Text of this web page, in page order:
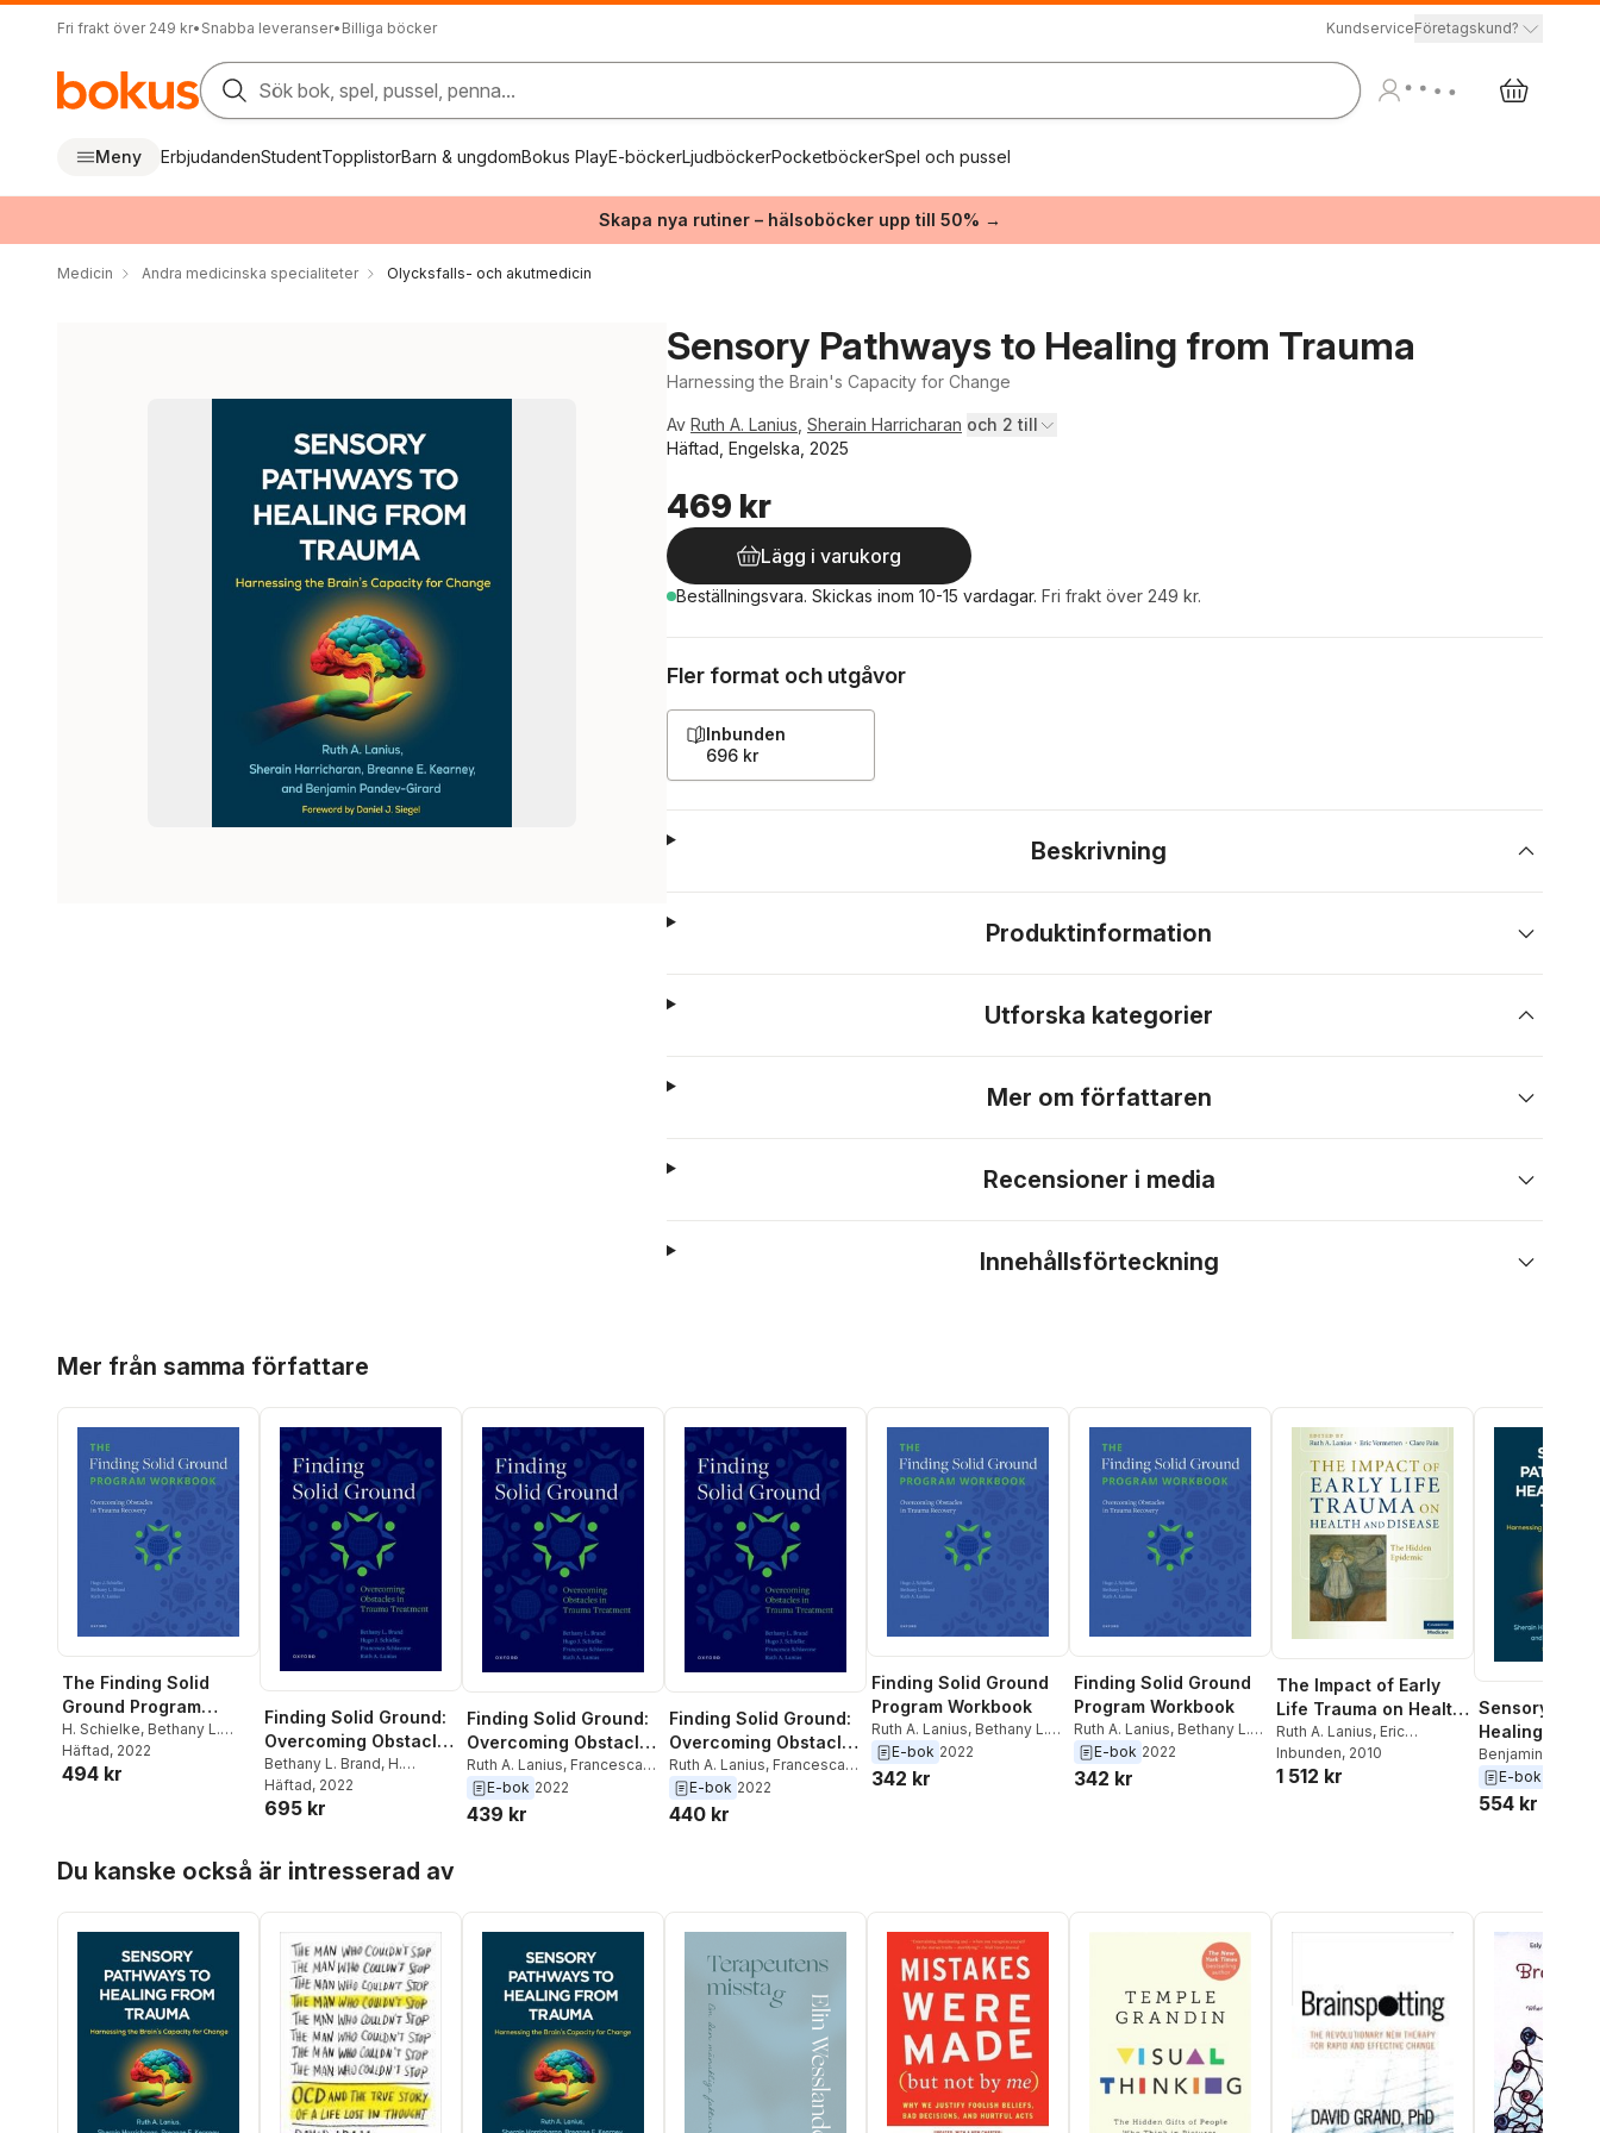
Fri frakt över 249 kr• Snabba leveranser• Billiga böcker KundserviceFöretagskund?
Sök bok, spel, pussel, penna...
Meny ErbjudandenStudentTopplistorBarn & ungdomBokus PlayE-böckerLjudböckerPocketböckerSpel och pussel
Skapa nya rutiner – hälsoböcker upp till 50% →
Medicin Andra medicinska specialiteter Olycksfalls- och akutmedicin
Sensory Pathways to Healing from Trauma
Harnessing the Brain's Capacity for Change
Av Ruth A. Lanius Sherain Harricharan och 2 till
Häftad, Engelska, 2025
469 kr
Lägg i varukorg
Beställningsvara. Skickas inom 10-15 vardagar. Fri frakt över 249 kr.
Fler format och utgåvor
Inbunden
696 kr
Beskrivning
Produktinformation
Utforska kategorier
Mer om författaren
Recensioner i media
Innehållsförteckning
Mer från samma författare
The Finding Solid
Ground Program
Workbook
H. Schielke, Bethany L.
Brand,Ruth A. Lanius
Häftad, 2022
494 kr
Finding Solid Ground:
Overcoming Obstacles
in Trauma Treatment
Bethany L. Brand, H.
Schielke,Francesca
Schiavone
Häftad, 2022
695 kr
Finding Solid Ground:
Overcoming Obstacles
in Trauma Treatment
Ruth A. Lanius, Francesca
Schiavone,H. Schielke
Bethany L. Brand
E-bok 2022
439 kr
Finding Solid Ground:
Overcoming Obstacles
in Trauma Treatment
Ruth A. Lanius, Francesca
Schiavone,H. Schielke
Bethany L. Brand
E-bok 2022
440 kr
Finding Solid Ground
Program Workbook
Ruth A. Lanius, Bethany L.
Brand,H. Schielke
E-bok 2022
342 kr
Finding Solid Ground
Program Workbook
Ruth A. Lanius, Bethany L.
Brand,H. Schielke
E-bok 2022
342 kr
The Impact of Early
Life Trauma on Health
and Disease
Ruth A. Lanius, Eric
Vermetten ,Clare Pain
Inbunden, 2010
1 512 kr
Sensory
Healing from
Benjamin
Breanne E.
Sherain
E-bok
554 kr
Du kanske också är intresserad av